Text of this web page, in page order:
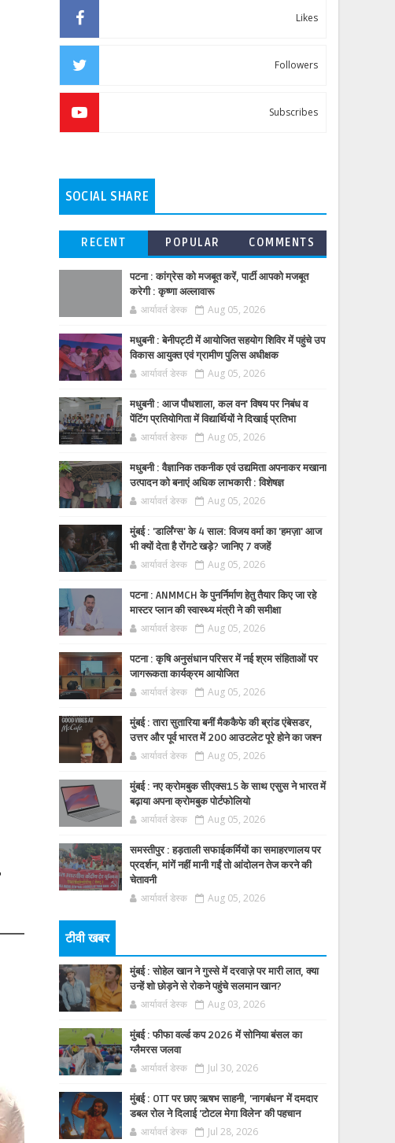
Likes
Followers
Subscribes
SOCIAL SHARE
RECENT POPULAR COMMENTS
पटना : कांग्रेस को मजबूत करें, पार्टी आपको मजबूत
करेगी : कृष्णा अल्लावारू
आर्यावर्त डेस्क Aug 05, 2026
मधुबनी : बेनीपट्टी में आयोजित सहयोग शिविर में पहुंचे उप
विकास आयुक्त एवं ग्रामीण पुलिस अधीक्षक
आर्यावर्त डेस्क Aug 05, 2026
मधुबनी : आज पौधशाला, कल वन' विषय पर निबंध व
पेंटिंग प्रतियोगिता में विद्यार्थियों ने दिखाई प्रतिभा
आर्यावर्त डेस्क Aug 05, 2026
मधुबनी : वैज्ञानिक तकनीक एवं उद्यमिता अपनाकर मखाना
उत्पादन को बनाएं अधिक लाभकारी : विशेषज्ञ
आर्यावर्त डेस्क Aug 05, 2026
मुंबई : 'डार्लिंग्स' के 4 साल: विजय वर्मा का 'हमज़ा' आज
भी क्यों देता है रोंगटे खड़े? जानिए 7 वजहें
आर्यावर्त डेस्क Aug 05, 2026
पटना : ANMMCH के पुनर्निर्माण हेतु तैयार किए जा रहे
मास्टर प्लान की स्वास्थ्य मंत्री ने की समीक्षा
आर्यावर्त डेस्क Aug 05, 2026
पटना : कृषि अनुसंधान परिसर में नई श्रम संहिताओं पर
जागरूकता कार्यक्रम आयोजित
आर्यावर्त डेस्क Aug 05, 2026
मुंबई : तारा सुतारिया बनीं मैककैफे की ब्रांड एंबेसडर,
उत्तर और पूर्व भारत में 200 आउटलेट पूरे होने का जश्न
आर्यावर्त डेस्क Aug 05, 2026
मुंबई : नए क्रोमबुक सीएक्स15 के साथ एसुस ने भारत में
बढ़ाया अपना क्रोमबुक पोर्टफोलियो
आर्यावर्त डेस्क Aug 05, 2026
समस्तीपुर : हड़ताली सफाईकर्मियों का समाहरणालय पर
प्रदर्शन, मांगें नहीं मानी गईं तो आंदोलन तेज करने की
चेतावनी
आर्यावर्त डेस्क Aug 05, 2026
टीवी खबर
मुंबई : सोहेल खान ने गुस्से में दरवाज़े पर मारी लात, क्या
उन्हें शो छोड़ने से रोकने पहुंचे सलमान खान?
आर्यावर्त डेस्क Aug 03, 2026
मुंबई : फीफा वर्ल्ड कप 2026 में सोनिया बंसल का
ग्लैमरस जलवा
आर्यावर्त डेस्क Jul 30, 2026
मुंबई : OTT पर छाए ऋषभ साहनी, 'नागबंधन' में दमदार
डबल रोल ने दिलाई 'टोटल मेगा विलेन' की पहचान
आर्यावर्त डेस्क Jul 28, 2026